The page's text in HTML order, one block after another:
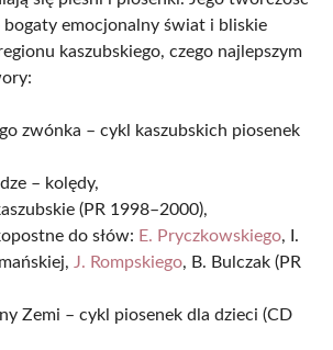
emocjonalny świat i bliskie
kaszubskiego, czego najlepszym
zwónka – cykl kaszubskich piosenek
– kolędy,
(PR 1998–2000),
do słów: E. Pryczkowskiego, I.
J. Rompskiego, B. Bulczak (PR
Zemi – cykl piosenek dla dzieci (CD